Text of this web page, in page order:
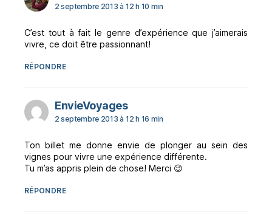
2 septembre 2013 à 12 h 10 min
C’est tout à fait le genre d’expérience que j’aimerais
vivre, ce doit être passionnant!
RÉPONDRE
EnvieVoyagesdit :
2 septembre 2013 à 12 h 16 min
Ton billet me donne envie de plonger au sein des
vignes pour vivre une expérience différente.
Tu m’as appris plein de chose! Merci 😉
RÉPONDRE